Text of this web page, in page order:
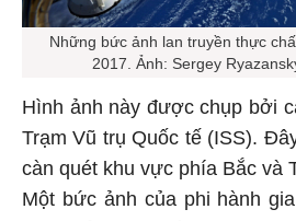
Những bức ảnh lan truyền thực
2017. Ảnh: Sergey
Hình ảnh này được chụp bởi
Trạm Vũ trụ Quốc tế (ISS).
càn quét khu vực phía Bắc và
Một bức ảnh của phi hành